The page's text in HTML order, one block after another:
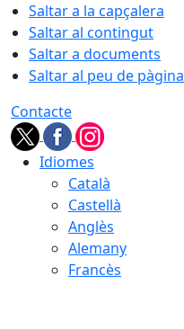
Saltar a la capçalera
Saltar al contingut
Saltar a documents
Saltar al peu de pàgina
Contacte
Idiomes
Català
Castellà
Anglès
Alemany
Francès